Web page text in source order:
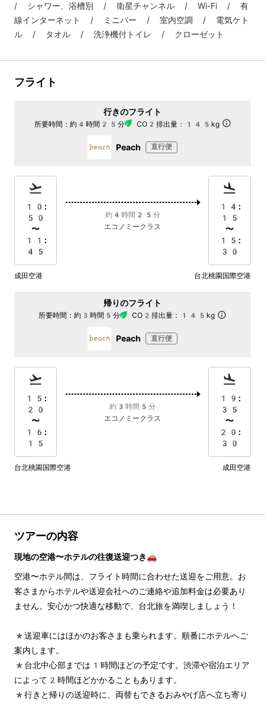
/ シャワー、浴槽別 / 衛星チャンネル / Wi-Fi / 有
線インターネット / ミニバー / 室内空調 / 電気ケト
ル / タオル / 洗浄機付トイレ / クローゼット
フライト
行きのフライト
所要時間： 約4時間25分 CO2排出量： 145kg
Peach 直行便
10:
50
〜
11:
45
約4時間25分
エコノミークラス
14:
15
〜
15:
30
成田空港 台北桃園国際空港
帰りのフライト
所要時間： 約3時間5分 CO2排出量： 145kg
Peach 直行便
15:
20
〜
16:
15
約3時間5分
エコノミークラス
19:
35
〜
20:
30
台北桃園国際空港 成田空港
ツアーの内容
現地の空港〜ホテルの往復送迎つき🚗
空港〜ホテル間は、フライト時間に合わせた送迎をご用意。お
客さまからホテルや送迎会社へのご連絡や追加料金は必要あり
ません。安心かつ快適な移動で、台北旅を満喫しましょう！
*送迎車にはほかのお客さまも乗られます。順番にホテルへご
案内します。
*台北中心部までは1時間ほどの予定です。渋滞や宿泊エリア
によって2時間ほどかかることもあります。
*行きと帰りの送迎時に、両替もできるおみやげ店へ立ち寄り